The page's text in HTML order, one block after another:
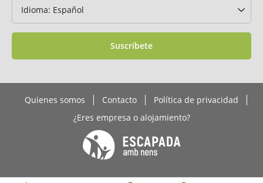
Suscríbete
Quienes somos Contacto
Política de privacidad
¿Eres empresa o alojamiento?